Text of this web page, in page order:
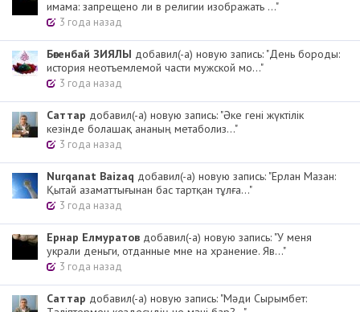
имама: запрещено ли в религии изображать ..."
3 года назад
Бөгенбай ЗИЯЛЫ добавил(-а) новую запись: "День бороды:
история неотъемлемой части мужской мо..."
3 года назад
Cаттар добавил(-а) новую запись: "Әке гені жүктілік
кезінде болашақ ананың метаболиз..."
3 года назад
Nurqanat Baizaq добавил(-а) новую запись: "Ерлан Мазан:
Қытай азаматтығынан бас тартқан тұлға..."
3 года назад
Ернар Елмуратов добавил(-а) новую запись: "У меня
украли деньги, отданные мне на хранение. Яв..."
3 года назад
Cаттар добавил(-а) новую запись: "Мәди Сырымбет: